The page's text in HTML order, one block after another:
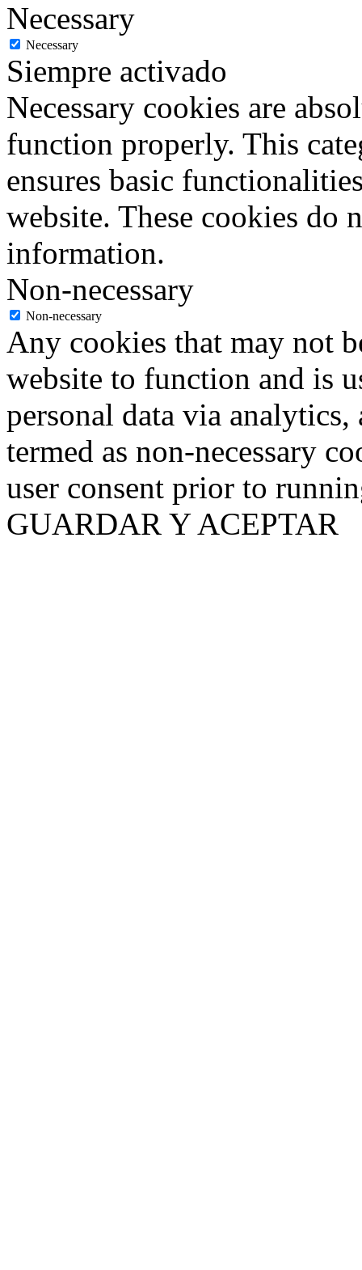
Necessary
Necessary
Siempre activado
Necessary cookies are
function properly. This
ensures basic
website. These cookies do
information.
Non-necessary
Non-necessary
Any cookies that may not
website to function and is
personal data via analytics,
termed as non-necessary
user consent prior to
GUARDAR Y ACEPTAR